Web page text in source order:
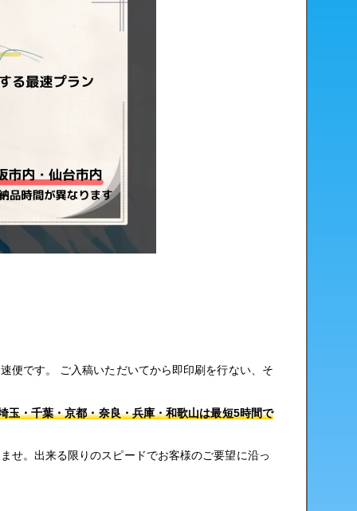
便です。 ご入稿いただいてから即印刷を行ない、そ
玉・千葉・京都・奈良・兵庫・和歌山は最短5時間で
せ。出来る限りのスピードでお客様のご要望に沿っ